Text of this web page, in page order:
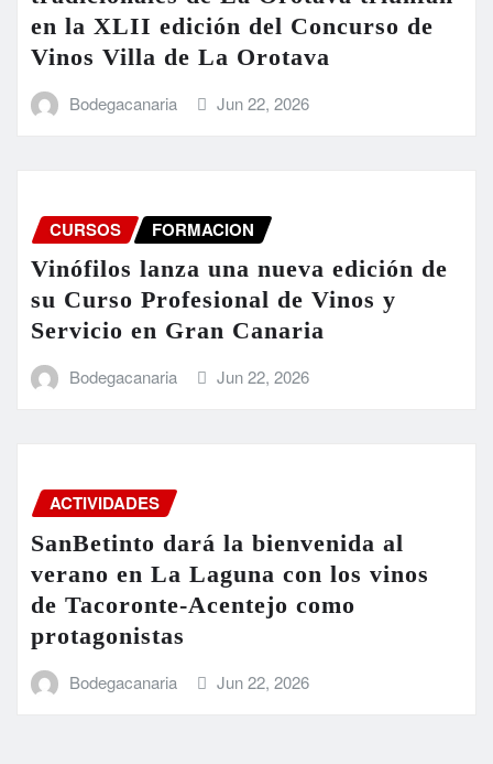
en la XLII edición del Concurso de
Vinos Villa de La Orotava
Bodegacanaria Jun 22, 2026
CURSOS FORMACION
Vinófilos lanza una nueva edición de
su Curso Profesional de Vinos y
Servicio en Gran Canaria
Bodegacanaria Jun 22, 2026
ACTIVIDADES
SanBetinto dará la bienvenida al
verano en La Laguna con los vinos
de Tacoronte-Acentejo como
protagonistas
Bodegacanaria Jun 22, 2026